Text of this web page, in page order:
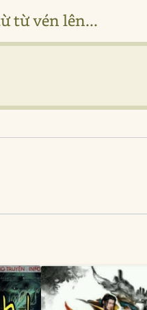
từ vén lên...